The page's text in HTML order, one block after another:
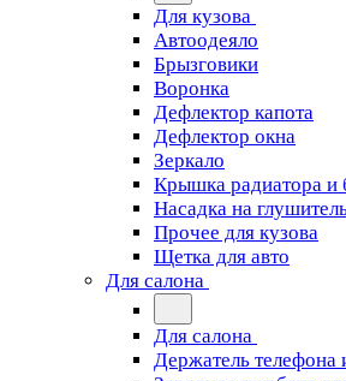
Для кузова
Автоодеяло
Брызговики
Воронка
Дефлектор капота
Дефлектор окна
Зеркало
Крышка радиатора и
Насадка на
Прочее для кузова
Щетка для авто
Для салона
Для салона
Держатель телефона